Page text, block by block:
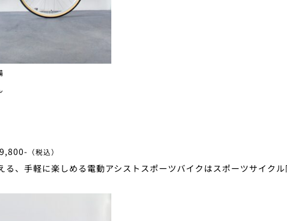
（税込）
る、手軽に楽しめる電動アシストスポーツバイクはスポーツサイク